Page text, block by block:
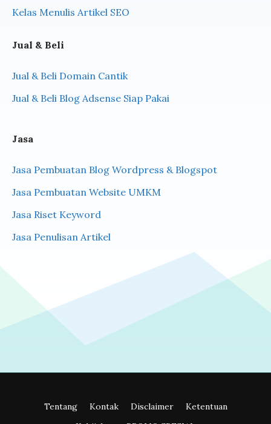
Kelas Menulis Artikel SEO
Jual & Beli
Jual & Beli Domain Cantik
Jual & Beli Blog Adsense Siap Pakai
Jasa
Jasa Pembuatan Blog Wordpress & Blogspot
Jasa Pembuatan Website UMKM
Jasa Riset Keyword
Jasa Penulisan Artikel
Tentang Kontak Disclaimer
Ketentuan